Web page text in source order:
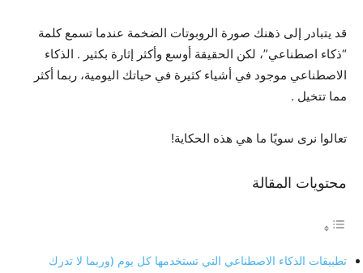
قد يتبادر إلى ذهنك صورة الروبوتات الضخمة عندما تسمع كلمة
“ذكاء اصطناعي”، لكن الحقيقة أوسع وأكثر إثارة بكثير . الذكاء
الاصطناعي موجود في أشياء كثيرة في حياتك اليومية، ربما أكثر
مما تتخيل .
تعالوا نرى سويًا ما هي هذه الحكاية!
محتويات المقالة
تطبيقات الذكاء الاصطناعي التي تستخدمها كل يوم (وربما لا تدرك